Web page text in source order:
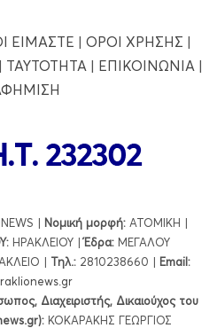
ΕΙΜΑΣΤΕ | ΟΡΟΙ ΧΡΗΣΗΣ |
ΤΑΥΤΟΤΗΤΑ | ΕΠΙΚΟΙΝΩΝΙΑ |
| Νομική μορφή: ΑΤΟΜΙΚΗ |
ΗΡΑΚΛΕΙΟΥ |Έδρα: ΜΕΓΑΛΟΥ
| Τηλ.: 2810238660 | Εmail:
Διαχειριστής, Δικαιούχος του
ΚΟΚΑΡΑΚΗΣ ΓΕΩΡΓΙΟΣ